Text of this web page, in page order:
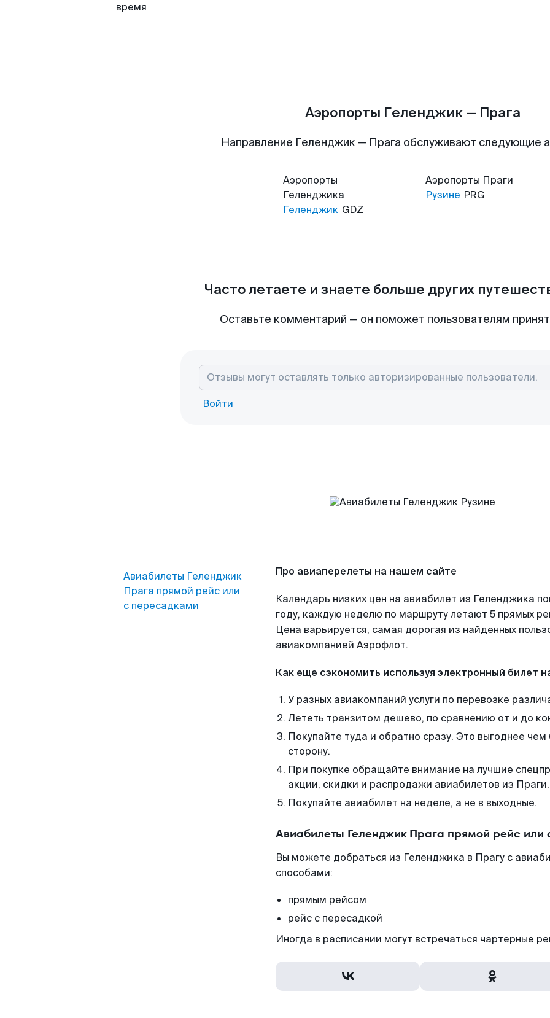
время
Аэропорты Геленджик — Прага
Направление Геленджик — Прага обслуживают следующие
Аэропорты
Геленджика
Геленджик GDZ
Аэропорты Праги
Рузине PRG
Часто летаете и знаете больше других
Оставьте комментарий — он поможет пользователям
Войти
Авиабилеты Геленджик
Прага прямой рейс или
с пересадками
Про авиаперелеты на нашем сайте
Календарь низких цен на авиабилет из Геленджика
году, каждую неделю по маршруту летают 5 прямых
Цена варьируется, самая дорогая из найденных
авиакомпанией Аэрофлот.
Как еще сэкономить используя электронный билет
У разных авиакомпаний услуги по перевозке
Лететь транзитом дешево, по сравнению от и до
Покупайте туда и обратно сразу. Это выгоднее
сторону.
При покупке обращайте внимание на лучшие
акции, скидки и распродажи авиабилетов из Праги.
Покупайте авиабилет на неделе, а не в выходные.
Авиабилеты Геленджик Прага прямой рейс или
Вы можете добраться из Геленджика в Прагу с
способами:
прямым рейсом
рейс с пересадкой
Иногда в расписании могут встречаться чартерные